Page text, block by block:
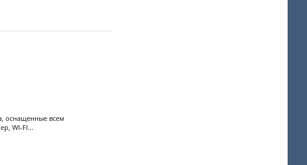
оснащенные всем
WI-FI...